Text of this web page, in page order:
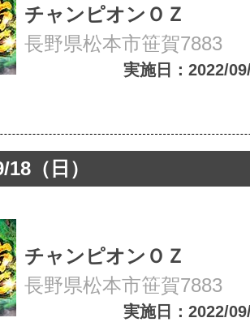
チャンピオンＯＺ
長野県松本市笹賀7883
実施日：2022/
（日）
チャンピオンＯＺ
長野県松本市笹賀7883
実施日：2022/